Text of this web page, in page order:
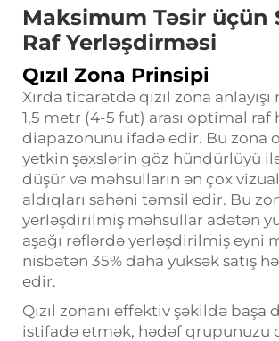
Maksimum Təsir üçün
Raf Yerləşdirməsi
Qızıl Zona Prinsipi
Xırda ticarətdə qızıl zona anlayışı
1,5 metr (4-5 fut) arası optimal
diapazonunu ifadə edir. Bu zona
yetkin şəxslərin göz hündürlüyü
düşür və məhsulların ən çox
aldıqları sahəni təmsil edir. Bu
yerləşdirilmiş məhsullar adətən
aşağı rəflərdə yerləşdirilmiş eyni
nisbətən 35% daha yüksək satış
edir.
Qızıl zonanı effektiv şəkildə başa
istifadə etmək, hədəf qrupunuzu